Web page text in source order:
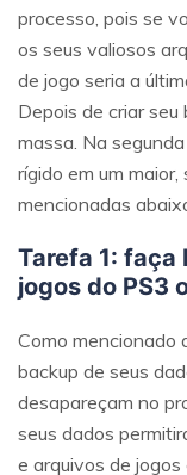
processo, pois se
os seus valiosos
de jogo seria a
Depois de criar seu
massa. Na
rígido em um
mencionadas
Tarefa 1: faça
jogos do PS3
Como mencionado
backup de seus
desapareçam no
seus dados
e arquivos de